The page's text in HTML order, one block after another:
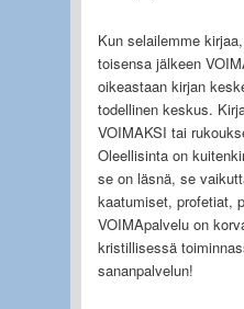
Kun selailemme
toisensa jälkeen
oikeastaan kirjan
todellinen keskus.
VOIMAKSI tai
Oleellisinta on
se on läsnä, se
kaatumiset, profetiat,
VOIMApalvelu on
kristillisessä
sananpalvelun!